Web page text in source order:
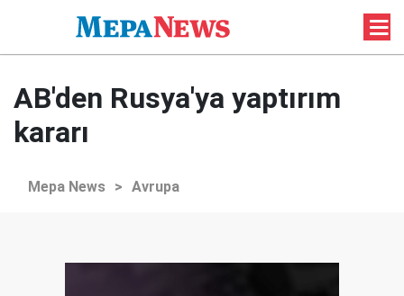
AB'den Rusya'ya yaptırım
kararı
Mepa News > Avrupa